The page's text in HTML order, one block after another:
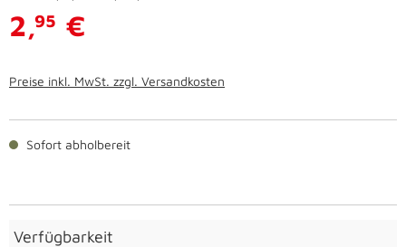
2,95 €
Preise inkl. MwSt. zzgl. Versandkosten
Sofort abholbereit
Verfügbarkeit